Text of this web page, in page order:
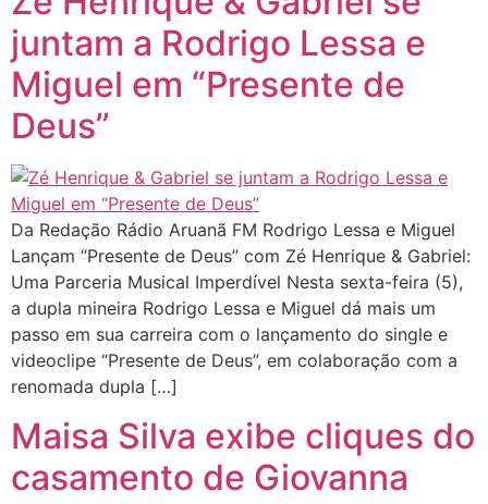
juntam a Rodrigo Lessa e
Miguel em “Presente de
Deus”
Da Redação Rádio Aruanã FM Rodrigo Lessa e Miguel
Lançam “Presente de Deus” com Zé Henrique & Gabriel:
Uma Parceria Musical Imperdível Nesta sexta-feira (5),
a dupla mineira Rodrigo Lessa e Miguel dá mais um
passo em sua carreira com o lançamento do single e
videoclipe “Presente de Deus”, em colaboração com a
renomada dupla […]
Maisa Silva exibe cliques do
casamento de Giovanna